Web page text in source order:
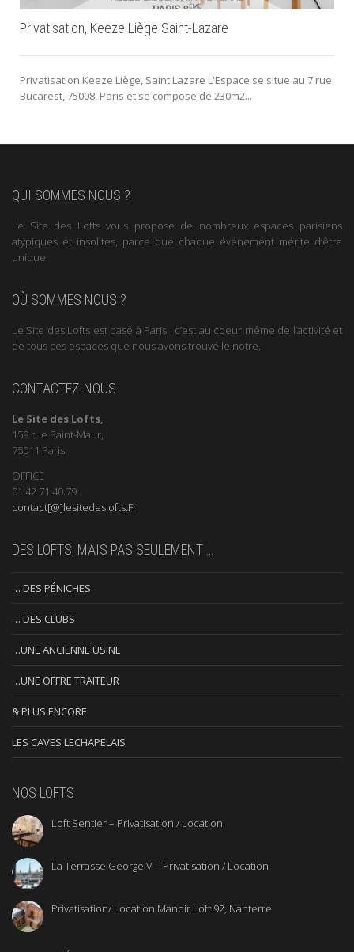
Privatisation, Keeze Liège Saint-Lazare
Privatisation Keeze Liège, Saint Lazare L'Espace se situe au 7 rue
Bucarest, 75008, Paris et se compose de 230m2...
QUI SOMMES NOUS ?
Le Site des Lofts vous propose de nombreux espaces parisiens
atypiques et insolites, parce que chaque événement mérite d’être
unique.
OÙ SOMMES NOUS ?
Le Site des Lofts est basé à Paris : c’est au coeur même de l’activité et
de tous ces espaces que nous avons trouvé le notre.
CONTACTEZ-NOUS
Le Site des Lofts,
159 rue Saint-Maur,
75011 Paris
OFFICE
01.42.71.40.79
contact[@]lesitedeslofts.Fr
DES LOFTS, MAIS PAS SEULEMENT …
… DES PÉNICHES
… DES CLUBS
…UNE ANCIENNE USINE
…UNE OFFRE TRAITEUR
& PLUS ENCORE
LES CAVES LECHAPELAIS
NOS LOFTS
Loft Sentier – Privatisation / Location
La Terrasse George V – Privatisation / Location
Privatisation/ Location Manoir Loft 92, Nanterre